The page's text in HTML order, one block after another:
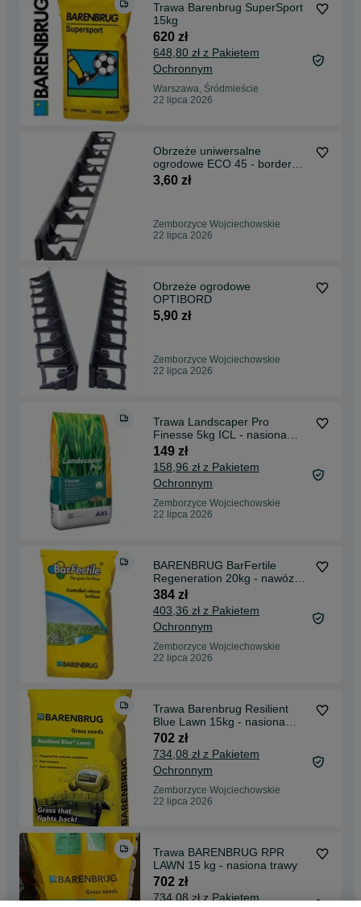
Trawa Barenbrug SuperSport
15kg
620 zł
648,80 zł z Pakietem
Ochronnym
Warszawa, Śródmieście
22 lipca 2026
Obrzeże uniwersalne
ogrodowe ECO 45 - border
ogrodowy 45 mm
3,60 zł
Zemborzyce Wojciechowskie
22 lipca 2026
Obrzeże ogrodowe
OPTIBORD
5,90 zł
Zemborzyce Wojciechowskie
22 lipca 2026
Trawa Landscaper Pro
Finesse 5kg ICL - nasiona
trawy
149 zł
158,96 zł z Pakietem
Ochronnym
Zemborzyce Wojciechowskie
22 lipca 2026
BARENBRUG BarFertile
Regeneration 20kg - nawóz
regeneracyjny
384 zł
403,36 zł z Pakietem
Ochronnym
Zemborzyce Wojciechowskie
22 lipca 2026
Trawa Barenbrug Resilient
Blue Lawn 15kg - nasiona
trawy
702 zł
734,08 zł z Pakietem
Ochronnym
Zemborzyce Wojciechowskie
22 lipca 2026
Trawa BARENBRUG RPR
LAWN 15 kg - nasiona trawy
702 zł
734,08 zł z Pakietem